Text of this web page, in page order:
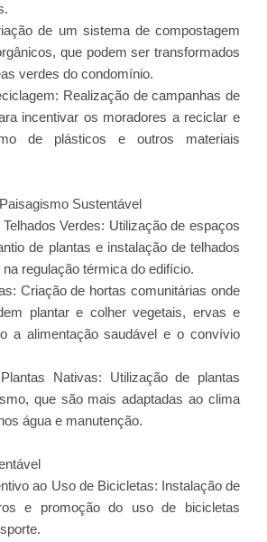
de um sistema de compostagem
que podem ser transformados
verdes do condomínio.
Realização de campanhas de
incentivar os moradores a reciclar e
de plásticos e outros materiais
Sustentável
Verdes: Utilização de espaços
de plantas e instalação de telhados
regulação térmica do edifício.
Criação de hortas comunitárias onde
plantar e colher vegetais, ervas e
a alimentação saudável e o convívio
Nativas: Utilização de plantas
que são mais adaptadas ao clima
água e manutenção.
ao Uso de Bicicletas: Instalação de
e promoção do uso de bicicletas